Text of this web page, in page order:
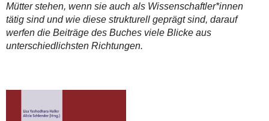
Mütter stehen, wenn sie auch als Wissenschaftler*innen
tätig sind und wie diese strukturell geprägt sind, darauf
werfen die Beiträge des Buches viele Blicke aus
unterschiedlichsten Richtungen.